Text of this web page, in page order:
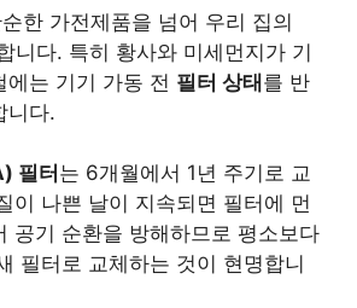
한 가전제품을 넘어 우리 집의
니다. 특히 황사와 미세먼지가 기
에는 기기 가동 전 필터 상태를 반
니다.
필터 는 6개월에서 1년 주기로 교
이 나쁜 날이 지속되면 필터에 먼
공기 순환을 방해하므로 평소보다
필터로 교체하는 것이 현명합니